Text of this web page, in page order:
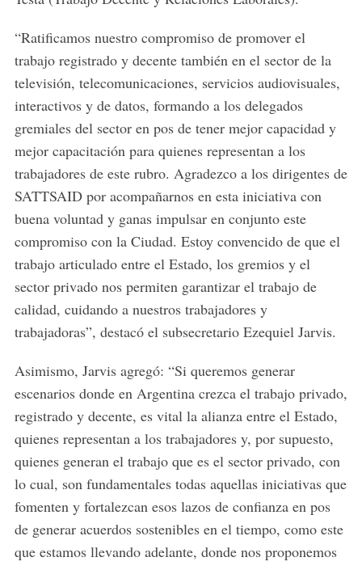
“Ratificamos nuestro compromiso de promover el
trabajo registrado y decente también en el sector de la
televisión, telecomunicaciones, servicios audiovisuales,
interactivos y de datos, formando a los delegados
gremiales del sector en pos de tener mejor capacidad y
mejor capacitación para quienes representan a los
trabajadores de este rubro. Agradezco a los dirigentes de
SATTSAID por acompañarnos en esta iniciativa con
buena voluntad y ganas impulsar en conjunto este
compromiso con la Ciudad. Estoy convencido de que el
trabajo articulado entre el Estado, los gremios y el
sector privado nos permiten garantizar el trabajo de
calidad, cuidando a nuestros trabajadores y
trabajadoras”, destacó el subsecretario Ezequiel Jarvis.
Asimismo, Jarvis agregó: “Si queremos generar
escenarios donde en Argentina crezca el trabajo privado,
registrado y decente, es vital la alianza entre el Estado,
quienes representan a los trabajadores y, por supuesto,
quienes generan el trabajo que es el sector privado, con
lo cual, son fundamentales todas aquellas iniciativas que
fomenten y fortalezcan esos lazos de confianza en pos
de generar acuerdos sostenibles en el tiempo, como este
que estamos llevando adelante, donde nos proponemos